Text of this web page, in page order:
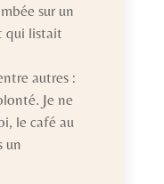
sur un
qui listait
autres :
Je ne
le café au
un